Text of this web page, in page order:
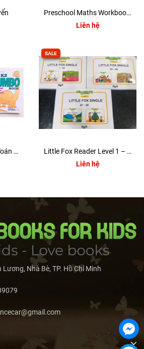
Preschool Maths Workbook 123 – Toán mầm non singapore
Liên hệ
Seri Jumbo 3 cuốn – Toán mầm non Singapore
SALE
Little Fox Reader Level 1 – (3 quyển)
Liên hệ
Lương, Nhà Bè, TP. Hồ Chí Minh